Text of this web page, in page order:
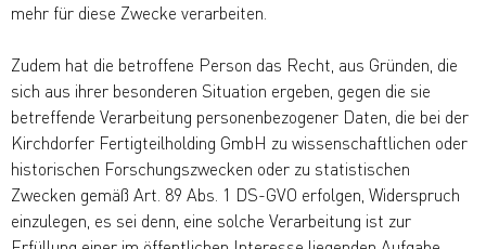
mehr für diese Zwecke verarbeiten.
Zudem hat die betroffene Person das Recht, aus Gründen, die
sich aus ihrer besonderen Situation ergeben, gegen die sie
betreffende Verarbeitung personenbezogener Daten, die bei der
Kirchdorfer Fertigteilholding GmbH zu wissenschaftlichen oder
historischen Forschungszwecken oder zu statistischen
Zwecken gemäß Art. 89 Abs. 1 DS-GVO erfolgen, Widerspruch
einzulegen, es sei denn, eine solche Verarbeitung ist zur